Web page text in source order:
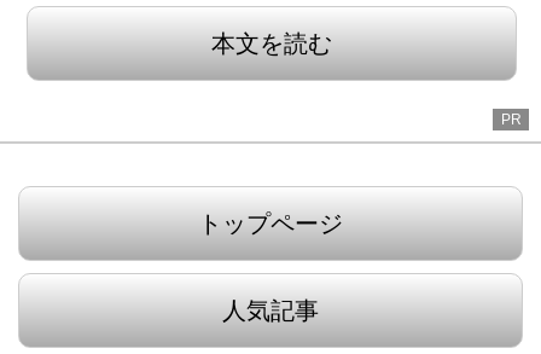
本文を読む
PR
トップページ
人気記事